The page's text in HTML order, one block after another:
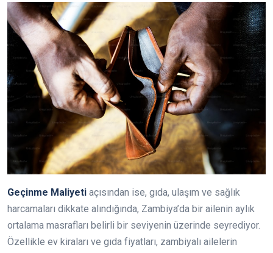
Geçinme Maliyeti açısından ise, gıda, ulaşım ve sağlık
harcamaları dikkate alındığında, Zambiya’da bir ailenin aylık
ortalama masrafları belirli bir seviyenin üzerinde seyrediyor.
Özellikle ev kiraları ve gıda fiyatları, zambiyalı ailelerin